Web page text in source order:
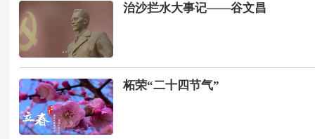
治沙拦水大事记——谷文昌
柘荣“二十四节气”